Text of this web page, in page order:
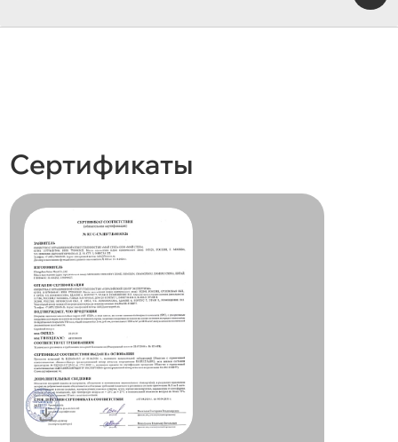
Сертификаты